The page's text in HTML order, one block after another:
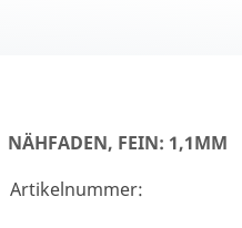
NÄHFADEN, FEIN: 1,1MM
Artikelnummer: